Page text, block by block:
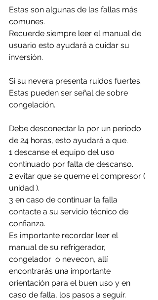
Estas son algunas de las fallas más
comunes.
Recuerde siempre leer el manual de
usuario esto ayudará a cuidar su
inversión.
Si su nevera presenta ruidos fuertes.
Estas pueden ser señal de sobre
congelación.
Debe desconectar la por un periodo
de 24 horas, esto ayudará a que.
1 descanse el equipo del uso
continuado por falta de descanso.
2 evitar que se queme el compresor (
unidad ).
3 en caso de continuar la falla
contacte a su servicio técnico de
confianza.
Es importante recordar leer el
manual de su refrigerador,
congelador  o nevecon, allí
encontrarás una importante
orientación para el buen uso y en
caso de falla, los pasos a seguir.